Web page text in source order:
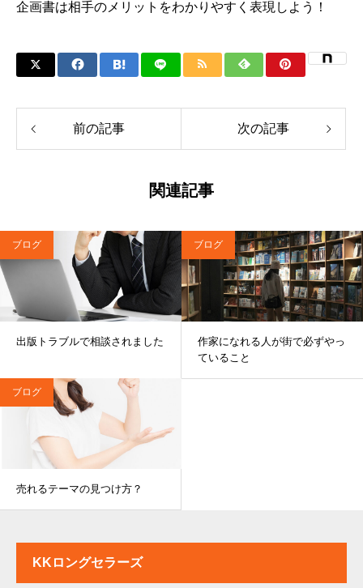
企画書は相手のメリットをわかりやすく表現しよう！
前の記事 次の記事
関連記事
ブログ
出版トラブルで相談されました
ブログ
作家になれる人が街で必ずやっ
ていること
ブログ
売れるテーマの見つけ方？
KKロングセラーズ